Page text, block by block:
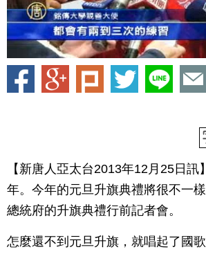
【新唐人亞太台2013年12月25日訊
年。今年的元旦升旗典禮將很不一
總統府的升旗典禮行前記者會。
怎麼還不到元旦升旗，就唱起了國